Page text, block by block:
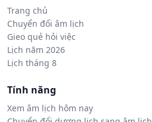
Trang chủ
Chuyển đổi âm lịch
Gieo quẻ hỏi việc
Lịch năm 2026
Lịch tháng 8
Tính năng
Xem âm lịch hôm nay